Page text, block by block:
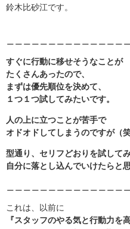
鈴木比砂江です。
すぐに行動に移せそうなことが
たくさんあったので、
まずは優先順位を決めて、
１つ１つ試してみたいです。
人の上に立つことが苦手で
オドオドしてしまうのですが（笑
型通り、セリフどおりを試して
自分に落とし込んでいけたらと思
これは、以前に
『スタッフのやる気と行動力を